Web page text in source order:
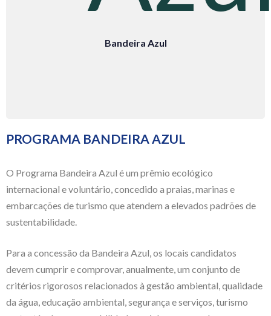
Bandeira Azul
PROGRAMA BANDEIRA AZUL
O Programa Bandeira Azul é um prêmio ecológico
internacional e voluntário, concedido a praias, marinas e
embarcações de turismo que atendem a elevados padrões de
sustentabilidade.
Para a concessão da Bandeira Azul, os locais candidatos
devem cumprir e comprovar, anualmente, um conjunto de
critérios rigorosos relacionados à gestão ambiental, qualidade
da água, educação ambiental, segurança e serviços, turismo